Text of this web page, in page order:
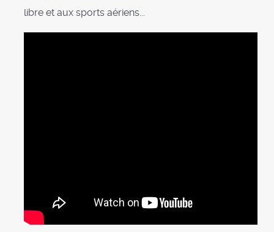
libre et aux sports aériens...